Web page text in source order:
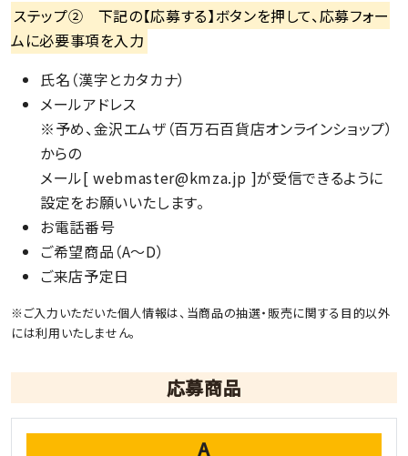
ステップ② 下記の【応募する】ボタンを押して、応募フォー
ムに必要事項を入力
氏名（漢字とカタカナ）
メールアドレス
※予め、金沢エムザ（百万石百貨店オンラインショップ）
からの
メール[ webmaster@kmza.jp ]が受信できるように
設定をお願いいたします。
お電話番号
ご希望商品（A～D）
ご来店予定日
※ご入力いただいた個人情報は、当商品の抽選・販売に関する目的以外
には利用いたしません。
応募商品
A